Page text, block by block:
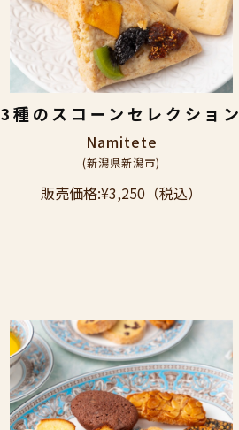
3種のスコーンセレクション
Namitete
(新潟県新潟市)
販売価格:¥3,250 （税込）